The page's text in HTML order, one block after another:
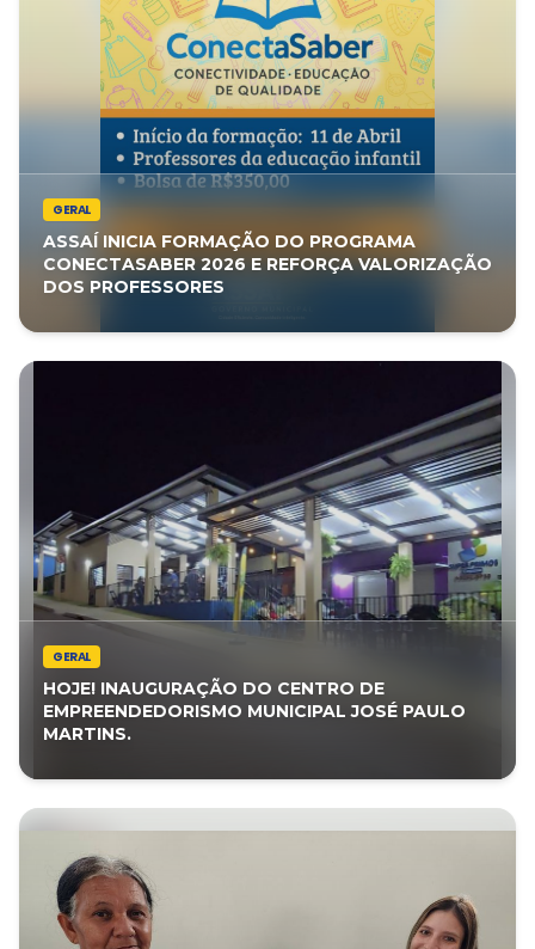
GERAL
ASSAÍ INICIA FORMAÇÃO DO PROGRAMA
CONECTASABER 2026 E REFORÇA VALORIZAÇÃO
DOS PROFESSORES
GERAL
HOJE! INAUGURAÇÃO DO CENTRO DE
EMPREENDEDORISMO MUNICIPAL JOSÉ PAULO
MARTINS.